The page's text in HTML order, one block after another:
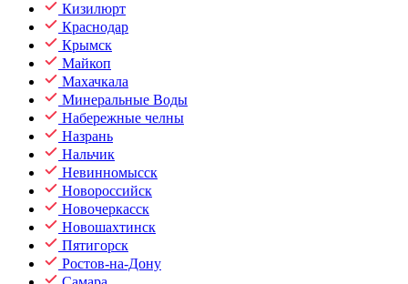
Кизилюрт
Краснодар
Крымск
Майкоп
Махачкала
Минеральные Воды
Набережные челны
Назрань
Нальчик
Невинномысск
Новороссийск
Новочеркасск
Новошахтинск
Пятигорск
Ростов-на-Дону